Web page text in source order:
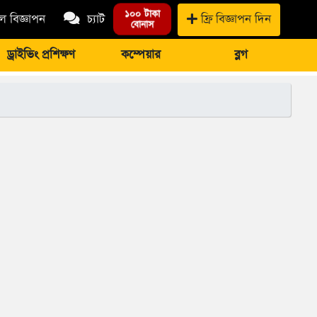
বিজ্ঞাপন চ্যাট ১০০ টাকা
বোনাস ফ্রি বিজ্ঞাপন দিন
ড্রাইভিং প্রশিক্ষণ কম্পেয়ার ব্লগ